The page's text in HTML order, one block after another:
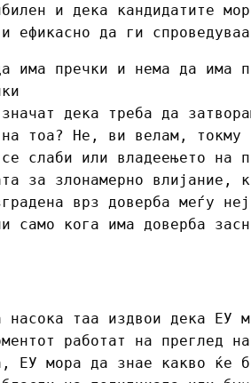
и дека кандидатите
и ефикасно да ги
има пречки и нема да има
значат дека треба да
тоа? Не, ви велам, токму
се слаби или владеењето на
за злонамерно влијание,
врз доверба меѓу
само кога има доверба
насока таа издвои дека ЕУ
работат на преглед
ЕУ мора да знае какво ќе